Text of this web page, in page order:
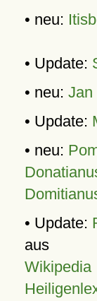
• neu:
• Update:
• neu: Jan
• Update:
• neu:
• Update:
aus